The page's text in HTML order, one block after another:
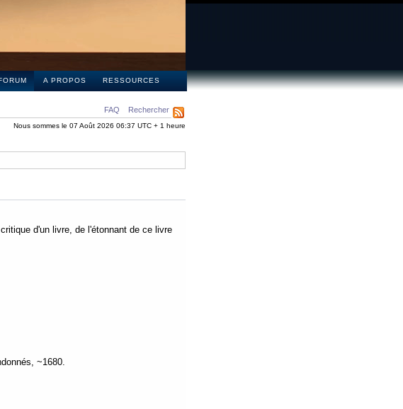
A PROPOS RESSOURCES
FAQ Rechercher
Nous sommes le 07 Août 2026 06:37 UTC + 1 heure
d'un livre, de l'étonnant de ce livre
~1680.